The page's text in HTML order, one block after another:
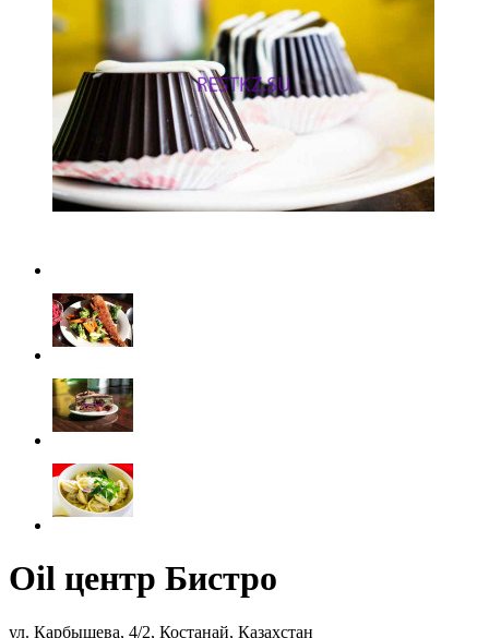
Oil центр Бистро
ул. Карбышева, 4/2, Костанай, Казахстан